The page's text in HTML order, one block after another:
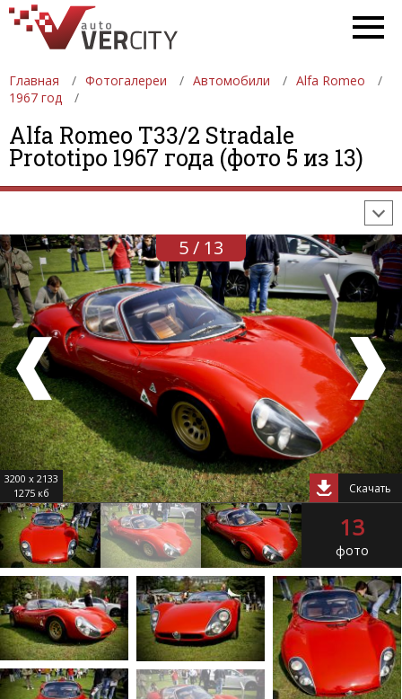
Главная Фотогалереи Автомобили
Alfa Romeo
1967 год
Alfa Romeo T33/2 Stradale
Prototipo 1967 года (фото 5 из 13)
ФОТОГАЛЕРЕИ АВТОМОБИЛИ
ДЕВУШКИ
АВТОСАЛОНЫ
ФОРМУЛА-1
5 / 13
3200 x 2133
1275 кб
Скачать
13
фото